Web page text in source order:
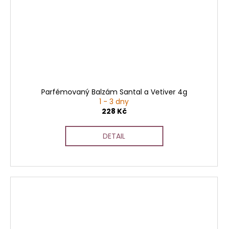
Parfémovaný Balzám Santal a Vetiver 4g
1 - 3 dny
228 Kč
DETAIL